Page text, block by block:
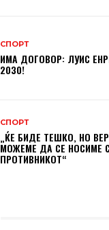
СПОРТ
ИМА ДОГОВОР: ЛУИС
2030!
СПОРТ
„ЌЕ БИДЕ ТЕШКО, НО
МОЖЕМЕ ДA СЕ НОСИМЕ
ПРОТИВНИКОТ“